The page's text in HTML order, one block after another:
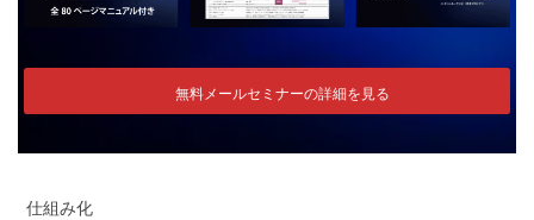
無料メールセミナーの詳細を見る
仕組み化